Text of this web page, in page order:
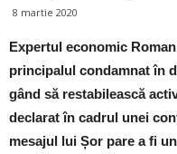
8 martie 2020
Expertul economic
principalul condamnat în
gând să restabilească
declarat în cadrul unei
mesajul lui Șor pare a fi